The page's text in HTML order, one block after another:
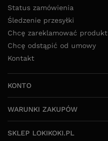
Status zamówienia
Śledzenie przesyłki
Chcę zareklamować produkt
Chcę odstąpić od umowy
Kontakt
KONTO
WARUNKI ZAKUPÓW
SKLEP LOKIKOKI.PL